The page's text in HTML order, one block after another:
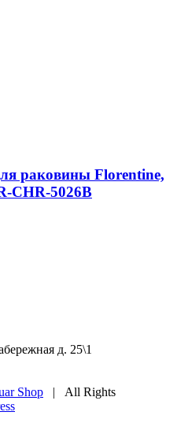
раковины Florentine,
CHR-5026B
д. 25\1
Shop | All Rights